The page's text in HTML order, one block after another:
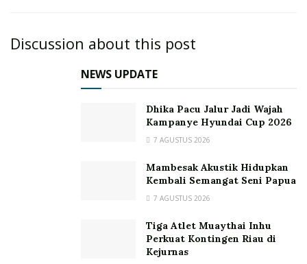
Discussion about this post
NEWS UPDATE
Dhika Pacu Jalur Jadi Wajah
Kampanye Hyundai Cup 2026
7 AGUSTUS 2026
Mambesak Akustik Hidupkan
Kembali Semangat Seni Papua
7 AGUSTUS 2026
Tiga Atlet Muaythai Inhu
Perkuat Kontingen Riau di
Kejurnas